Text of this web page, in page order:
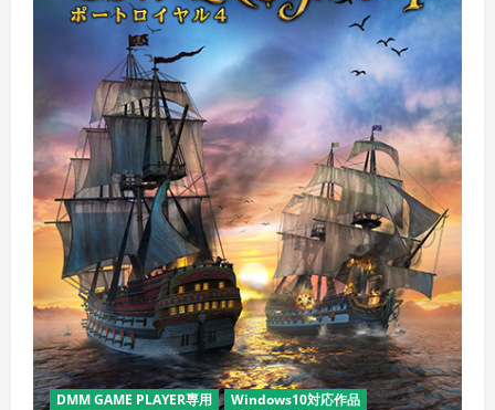
DMM GAME PLAYER専用
Windows10対応作品